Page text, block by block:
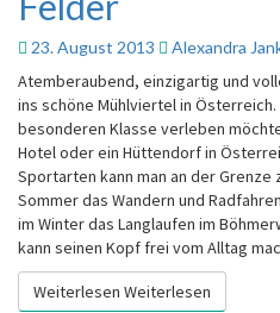
23. August 2013 Alexandra
Atemberaubend, einzigartig und
ins schöne Mühlviertel in
besonderen Klasse verleben
Hotel oder ein Hüttendorf in
Sportarten kann man an der Grenze
Sommer das Wandern und
im Winter das Langlaufen im
kann seinen Kopf frei vom Alltag
Weiterlesen Weiterlesen